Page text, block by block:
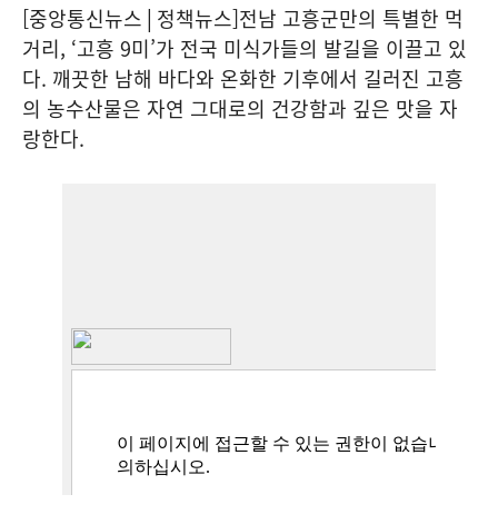
[중앙통신뉴스│정책뉴스]전남 고흥군만의 특별한 먹
거리, ‘고흥 9미’가 전국 미식가들의 발길을 이끌고 있
다. 깨끗한 남해 바다와 온화한 기후에서 길러진 고흥
의 농수산물은 자연 그대로의 건강함과 깊은 맛을 자
랑한다.